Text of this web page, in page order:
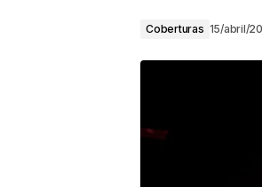
Coberturas 15/abril/